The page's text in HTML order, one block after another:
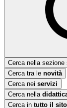
Cerca nella sezione
Cerca tra le novità
Cerca nei servizi
Cerca nella
Cerca in tutto il sito